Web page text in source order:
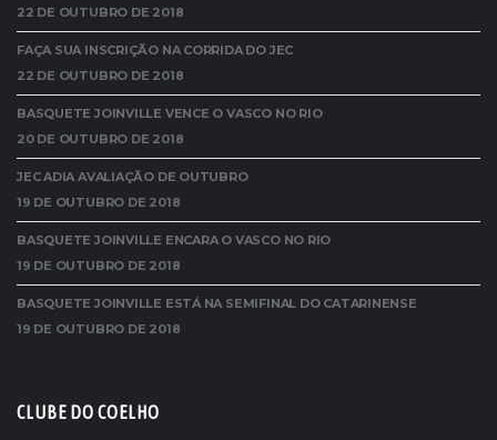
22 DE OUTUBRO DE 2018
FAÇA SUA INSCRIÇÃO NA CORRIDA DO JEC
22 DE OUTUBRO DE 2018
BASQUETE JOINVILLE VENCE O VASCO NO RIO
20 DE OUTUBRO DE 2018
JEC ADIA AVALIAÇÃO DE OUTUBRO
19 DE OUTUBRO DE 2018
BASQUETE JOINVILLE ENCARA O VASCO NO RIO
19 DE OUTUBRO DE 2018
BASQUETE JOINVILLE ESTÁ NA SEMIFINAL DO CATARINENSE
19 DE OUTUBRO DE 2018
CLUBE DO COELHO